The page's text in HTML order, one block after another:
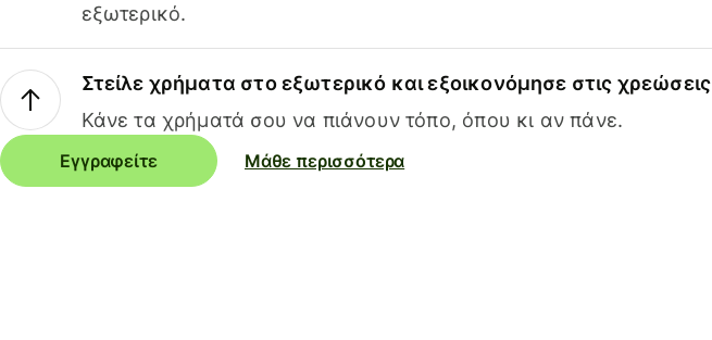
εξωτερικό.
Στείλε χρήματα στο εξωτερικό και εξοικονόμησε στις χρεώσεις
Κάνε τα χρήματά σου να πιάνουν τόπο, όπου κι αν πάνε.
Εγγραφείτε Μάθε περισσότερα